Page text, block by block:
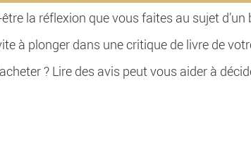
être la réflexion que vous faites au sujet
à plonger dans une critique de livre de
? Lire des avis peut vous aider à